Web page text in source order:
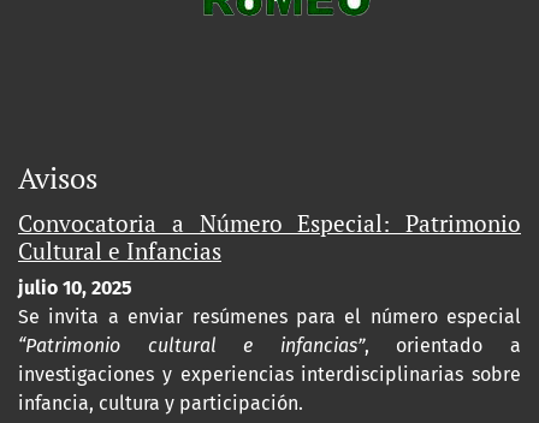
Avisos
Convocatoria a Número Especial: Patrimonio
Cultural e Infancias
julio 10, 2025
Se invita a enviar resúmenes para el número especial
“Patrimonio cultural e infancias”, orientado a
investigaciones y experiencias interdisciplinarias sobre
infancia, cultura y participación.